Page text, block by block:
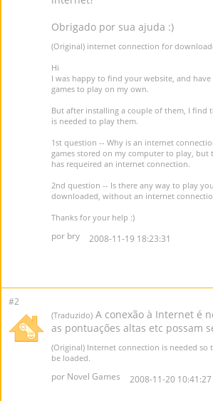
Obrigado por sua ajuda :)
(Original) internet connection for
Hi
I was happy to find your website, and
games to play on my own.
But after installing a couple of them, I find
is needed to play them.
1st question -- Why is an internet
games stored on my computer to play, but
has requeired an internet connection.
2nd question -- Is there any way to play
downloaded, without an internet
Thanks for your help :)
por bry 2008-11-19 18:23:31
#2
(Traduzido) A conexão à Internet é
as pontuações altas etc possam
(Original) Internet connection is needed so
be loaded.
por Novel Games 2008-11-20 10:41:27